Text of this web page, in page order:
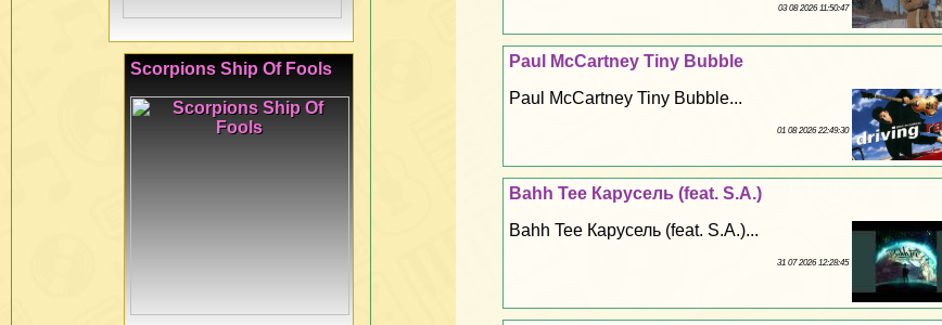
03 08 2026 11:50:47
Paul McCartney Tiny Bubble
Paul McCartney Tiny Bubble...
01 08 2026 22:49:30
Bahh Tee Карусель (feat. S.A.)
Bahh Tee Карусель (feat. S.A.)...
31 07 2026 12:28:45
Scorpions Ship Of Fools